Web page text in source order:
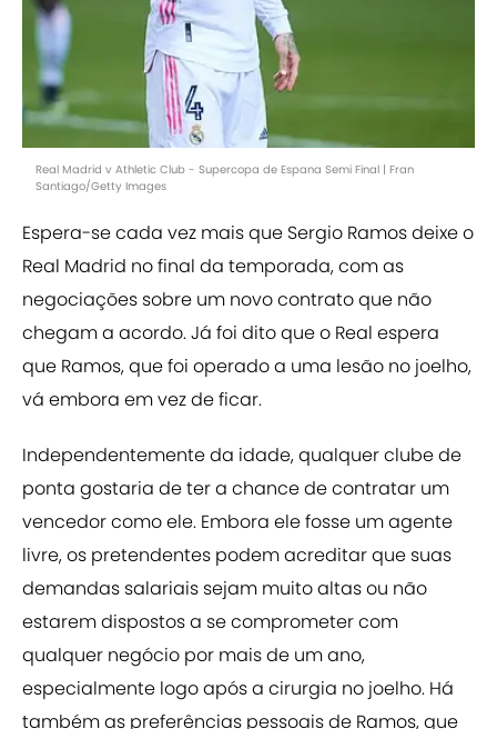
Real Madrid v Athletic Club - Supercopa de Espana Semi Final | Fran
Santiago/Getty Images
Espera-se cada vez mais que Sergio Ramos deixe o
Real Madrid no final da temporada, com as
negociações sobre um novo contrato que não
chegam a acordo. Já foi dito que o Real espera
que Ramos, que foi operado a uma lesão no joelho,
vá embora em vez de ficar.
Independentemente da idade, qualquer clube de
ponta gostaria de ter a chance de contratar um
vencedor como ele. Embora ele fosse um agente
livre, os pretendentes podem acreditar que suas
demandas salariais sejam muito altas ou não
estarem dispostos a se comprometer com
qualquer negócio por mais de um ano,
especialmente logo após a cirurgia no joelho. Há
também as preferências pessoais de Ramos, que